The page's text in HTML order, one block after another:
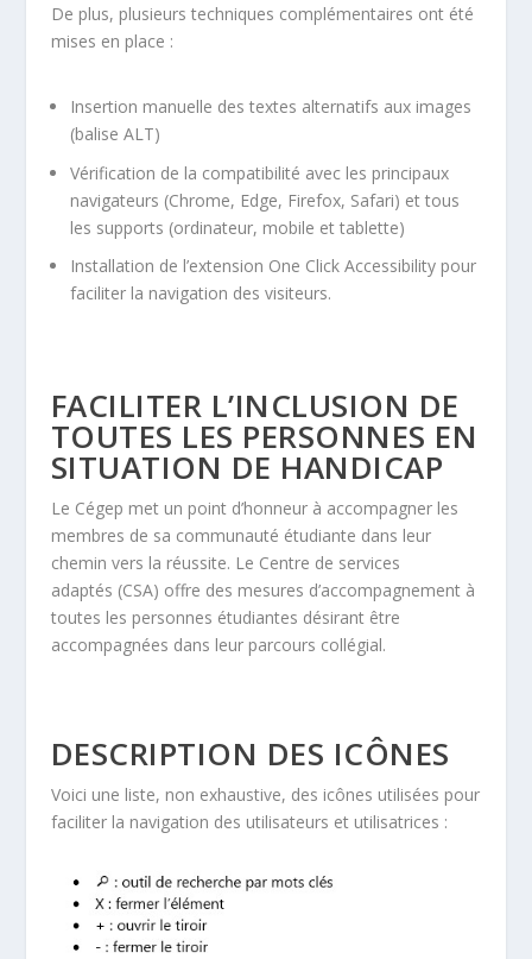
De plus, plusieurs techniques complémentaires ont été
mises en place :
Insertion manuelle des textes alternatifs aux images
(balise ALT)
Vérification de la compatibilité avec les principaux
navigateurs (Chrome, Edge, Firefox, Safari) et tous
les supports (ordinateur, mobile et tablette)
Installation de l’extension One Click Accessibility pour
faciliter la navigation des visiteurs.
FACILITER L’INCLUSION DE
TOUTES LES PERSONNES EN
SITUATION DE HANDICAP
Le Cégep met un point d’honneur à accompagner les
membres de sa communauté étudiante dans leur
chemin vers la réussite. Le Centre de services
adaptés (CSA) offre des mesures d’accompagnement à
toutes les personnes étudiantes désirant être
accompagnées dans leur parcours collégial.
DESCRIPTION DES ICÔNES
Voici une liste, non exhaustive, des icônes utilisées pour
faciliter la navigation des utilisateurs et utilisatrices :